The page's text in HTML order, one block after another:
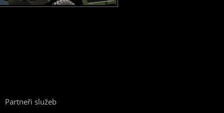
Partneři služeb